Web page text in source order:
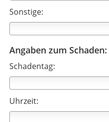
Sonstige:
Angaben zum Schaden:
Schadentag:
Uhrzeit: